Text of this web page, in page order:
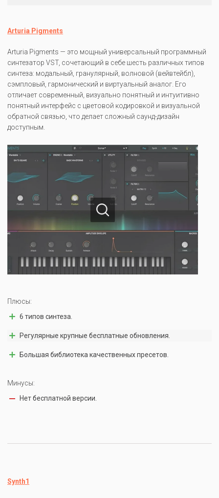
Arturia Pigments
Arturia Pigments — это мощный универсальный программный
синтезатор VST, сочетающий в себе шесть различных типов
синтеза: модальный, гранулярный, волновой (вейвтейбл),
сэмпловый, гармонический и виртуальный аналог. Его
отличает современный, визуально понятный и интуитивно
понятный интерфейс с цветовой кодировкой и визуальной
обратной связью, что делает сложный саунд-дизайн
доступным.
Плюсы:
6 типов синтеза.
Регулярные крупные бесплатные обновления.
Большая библиотека качественных пресетов.
Минусы:
Нет бесплатной версии.
Synth1